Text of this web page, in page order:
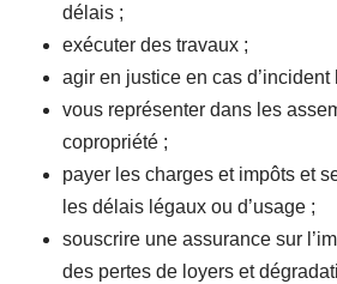
délais ;
exécuter des travaux ;
agir en justice en cas d’incident
vous représenter dans les
copropriété ;
payer les charges et impôts et
les délais légaux ou d’usage ;
souscrire une assurance sur
des pertes de loyers et